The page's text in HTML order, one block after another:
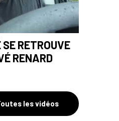
RETROUVE
RENARD
les vidéos